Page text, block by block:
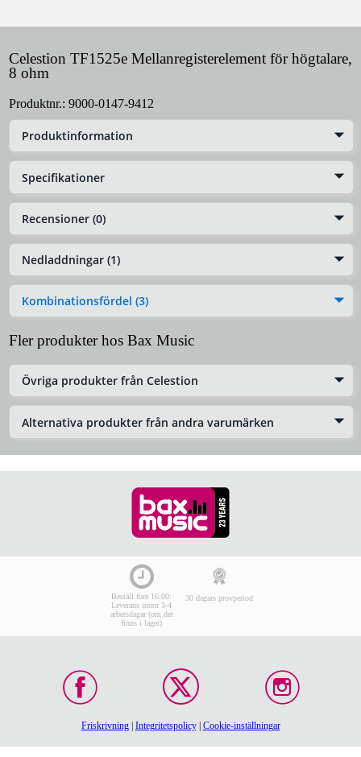
Celestion TF1525e Mellanregisterelement för högtalare,
8 ohm
Produktnr.: 9000-0147-9412
Produktinformation
Specifikationer
Recensioner (0)
Nedladdningar (1)
Kombinationsfördel (3)
Fler produkter hos Bax Music
Övriga produkter från Celestion
Alternativa produkter från andra varumärken
Beställ före 16:00:
Leverans inom 3-4
arbetsdagar (om det
finns i lager)
30 dagars provperiod
Friskrivning| Integritetspolicy| Cookie-inställningar